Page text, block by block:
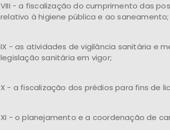
VIII - a fiscalização do cumprimento das
relativo à higiene pública e ao saneamento;
IX - as atividades de vigilância sanitária e
legislação sanitária em vigor;
X - a fiscalização dos prédios para fins de
XI - o planejamento e a coordenação de